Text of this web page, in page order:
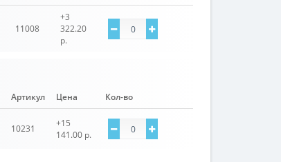
11008
+3
322.20
р.
Артикул Цена Кол-во
10231
+15
141.00 р.